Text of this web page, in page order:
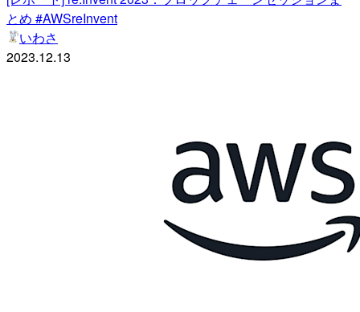
とめ #AWSreInvent
いわさ
2023.12.13